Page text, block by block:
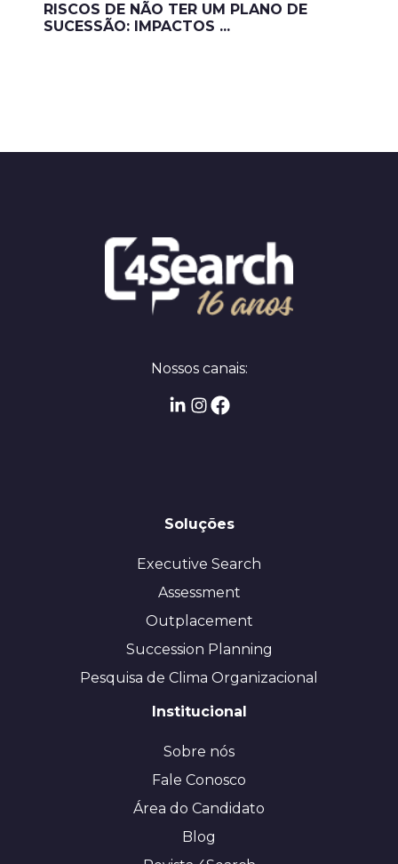
RISCOS DE NÃO TER UM PLANO DE
SUCESSÃO: IMPACTOS ...
Nossos canais:
Soluções
Executive Search
Assessment
Outplacement
Succession Planning
Pesquisa de Clima Organizacional
Institucional
Sobre nós
Fale Conosco
Área do Candidato
Blog